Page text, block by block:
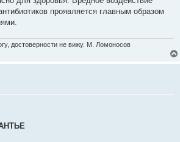
проявляется главным образом
достоверности не вижу. М. Ломоносов